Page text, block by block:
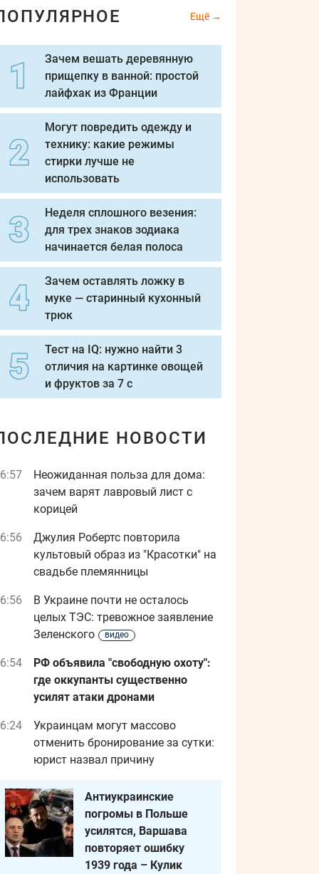
Ещё
Зачем вешать деревянную
прищепку в ванной: простой
лайфхак из Франции
Могут повредить одежду и
технику: какие режимы
стирки лучше не
использовать
Неделя сплошного везения:
для трех знаков зодиака
начинается белая полоса
Зачем оставлять ложку в
муке — старинный кухонный
трюк
Тест на IQ: нужно найти 3
отличия на картинке овощей
и фруктов за 7 с
НОВОСТИ
Неожиданная польза для дома:
зачем варят лавровый лист с
корицей
Джулия Робертс повторила
культовый образ из "Красотки" на
свадьбе племянницы
В Украине почти не осталось
целых ТЭС: тревожное заявление
Зеленского
видео
РФ объявила "свободную охоту":
где оккупанты существенно
усилят атаки дронами
Украинцам могут массово
отменить бронирование за сутки:
юрист назвал причину
Антиукраинские
погромы в Польше
усилятся, Варшава
повторяет ошибку
1939 года – Кулик